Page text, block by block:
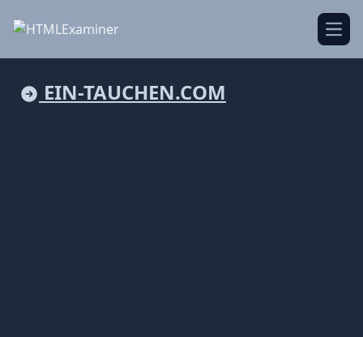
EIN-TAUCHEN.COM